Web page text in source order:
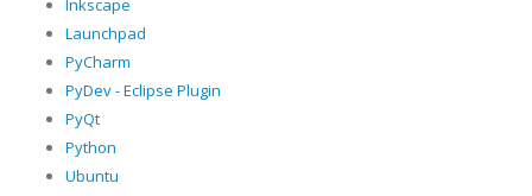
Inkscape
Launchpad
PyCharm
PyDev - Eclipse Plugin
PyQt
Python
Ubuntu